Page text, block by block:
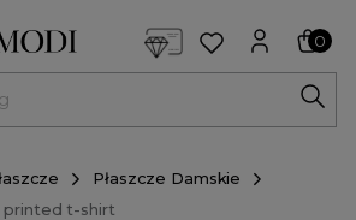
0
Płaszcze Damskie
printed t-shirt